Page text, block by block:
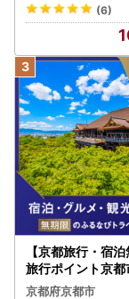
(6)
【京都旅行・宿泊
旅行ポイント京都
びトラベルポイン
京都府京都市